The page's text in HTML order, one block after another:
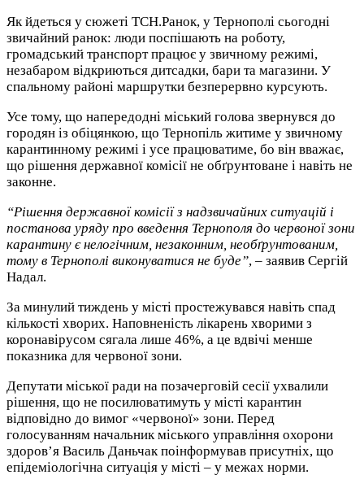
Як йдеться у сюжеті ТСН.Ранок, у Тернополі сьогодні
звичайний ранок: люди поспішають на роботу,
громадський транспорт працює у звичному режимі,
незабаром відкриються дитсадки, бари та магазини. У
спальному районі маршрутки безперервно курсують.
Усе тому, що напередодні міський голова звернувся до
городян із обіцянкою, що Тернопіль житиме у звичному
карантинному режимі і усе працюватиме, бо він вважає,
що рішення державної комісії не обґрунтоване і навіть не
законне.
“Рішення державної комісії з надзвичайних ситуацій і
постанова уряду про введення Тернополя до червоної зони
карантину є нелогічним, незаконним, необґрунтованим,
тому в Тернополі виконуватися не буде”, – заявив Сергій
Надал.
За минулий тиждень у місті простежувався навіть спад
кількості хворих. Наповненість лікарень хворими з
коронавірусом сягала лише 46%, а це вдвічі менше
показника для червоної зони.
Депутати міської ради на позачерговій сесії ухвалили
рішення, що не посилюватимуть у місті карантин
відповідно до вимог «червоної» зони. Перед
голосуванням начальник міського управління охорони
здоров’я Василь Даньчак поінформував присутніх, що
епідеміологічна ситуація у місті – у межах норми.